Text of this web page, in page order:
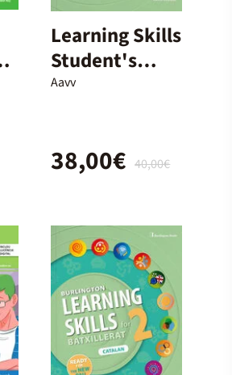
Learning Skills
Student's
Book - 2º
Aavv
40,00€
38,00€